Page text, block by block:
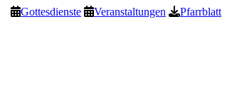
Gottesdienste Veranstaltungen Pfarrblatt